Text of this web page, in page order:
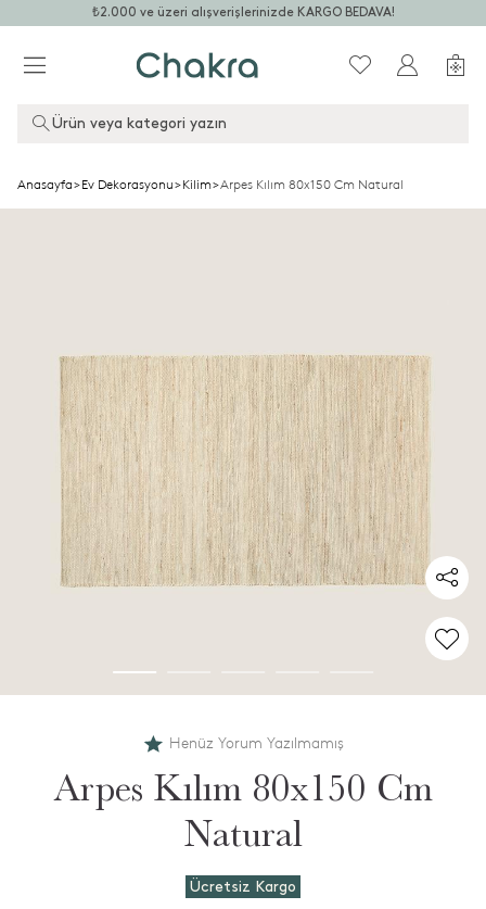
₺2.000 ve üzeri alışverişlerinizde KARGO BEDAVA!
Ürün veya kategori yazın
Anasayfa>Ev Dekorasyonu>Kilim>Arpes Kılım 80x150 Cm Natural
Henüz Yorum Yazılmamış
Arpes Kılım 80x150 Cm
Natural
Ücretsiz Kargo